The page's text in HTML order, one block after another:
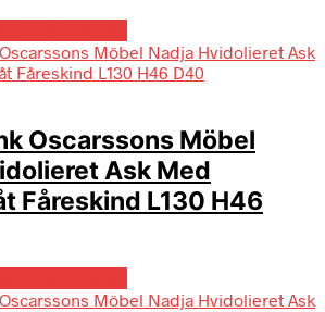
Oscarssons Möbel
Ask Med
Fåreskind L130 H46